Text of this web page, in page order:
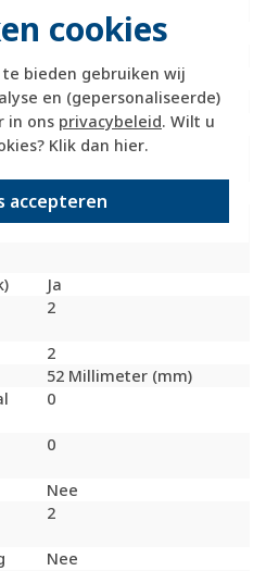
cookies
bieden gebruiken wij
en (gepersonaliseerde)
in ons privacybeleid. Wilt u
Klik dan hier.
accepteren
IP20
Nee
Mat
Ja
Ja
Nee
Ja
Ja
2
2
52 Millimeter (mm)
0
0
Nee
2
Nee